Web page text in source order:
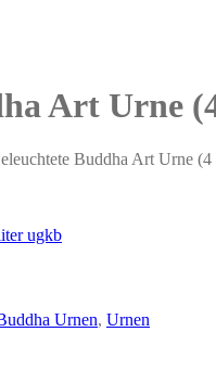
Art Urne
Buddha Art Urne
Urnen, Urnen